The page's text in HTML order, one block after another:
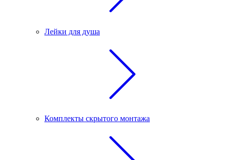
Лейки для душа
Комплекты скрытого монтажа